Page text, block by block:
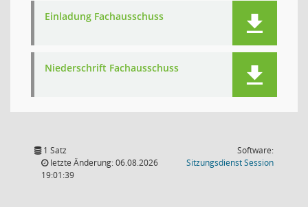
Einladung Fachausschuss
Niederschrift Fachausschuss
1 Satz
letzte Änderung: 06.08.2026
19:01:39
Software:
SitzungsdienstSession(Wird in